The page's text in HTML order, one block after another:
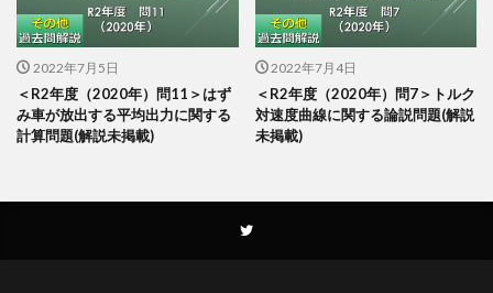
2022年7月5日
＜R2年度（2020年）問11＞はず
み車が放出する平均出力に関する
計算問題(解説未掲載)
2022年7月4日
＜R2年度（2020年）問7＞トルク
対速度曲線に関する論説問題(解説
未掲載)